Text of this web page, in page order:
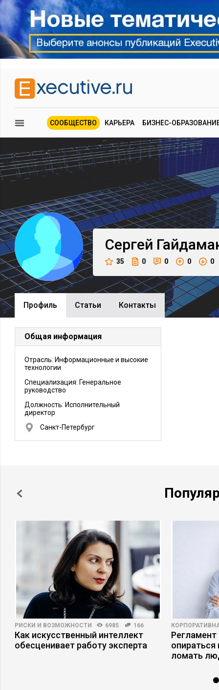
СООБЩЕСТВО КАРЬЕРА БИЗНЕС-
Сергей
35 0 0 0 0
Профиль Cтатьи Контакты
Общая информация
Отрасль: Информационные и высокие
технологии
Специализация: Генеральное
руководство
Должность: Исполнительный
директор
Санкт-Петербург
РИСКИ И ВОЗМОЖНОСТИ 6985 166
Как искусственный интеллект
обесценивает работу эксперта
Регламент
опираться
ломать